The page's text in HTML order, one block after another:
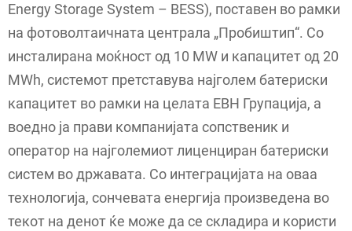
Energy Storage System – BESS), поставен во рамки
на фотоволтаичната централа „Пробиштип“. Со
инсталирана моќност од 10 MW и капацитет од 20
MWh, системот претставува најголем батериски
капацитет во рамки на целата ЕВН Групација, а
воедно ја прави компанијата сопственик и
оператор на најголемиот лиценциран батериски
систем во државата. Со интеграцијата на оваа
технологија, сончевата енергија произведена во
текот на денот ќе може да се складира и користи